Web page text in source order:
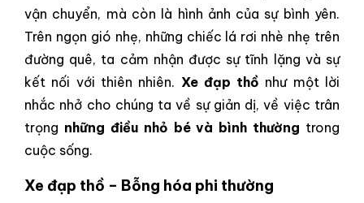
vận chuyển, mà còn là hình ảnh của sự bình yên.
Trên ngọn gió nhẹ, những chiếc lá rơi nhè nhẹ trên
đường quê, ta cảm nhận được sự tĩnh lặng và sự
kết nối với thiên nhiên. Xe đạp thồ như một lời
nhắc nhở cho chúng ta về sự giản dị, về việc trân
trọng những điều nhỏ bé và bình thường trong
cuộc sống.
Xe đạp thồ – Bỗng hóa phi thường